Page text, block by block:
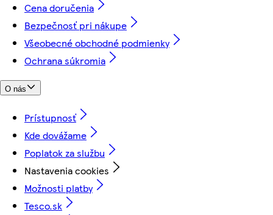
Cena doručenia
Bezpečnosť pri nákupe
Všeobecné obchodné podmienky
Ochrana súkromia
O nás
Prístupnosť
Kde dovážame
Poplatok za službu
Nastavenia cookies
Možnosti platby
Tesco.sk